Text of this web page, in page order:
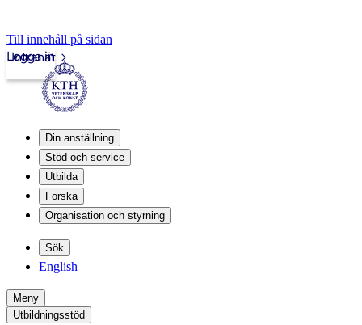
Till innehåll på sidan
Intranät
Logga in
Din anställning
Stöd och service
Utbilda
Forska
Organisation och styrning
Sök
English
Meny
Utbildningsstöd